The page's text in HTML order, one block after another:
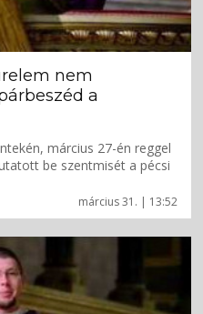
március 31. | 13:52
nem
a
március 27-én reggel
be szentmisét a pécsi